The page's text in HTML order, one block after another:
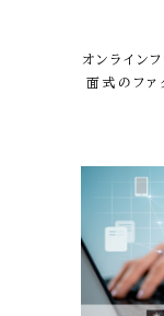
オンライン
面式のファ